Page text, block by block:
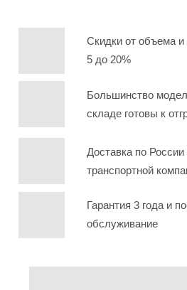
Скидки от объема и
5 до 20%
Большинство
складе готовы к
Доставка по
транспортной
Гарантия 3 года и
обслуживание